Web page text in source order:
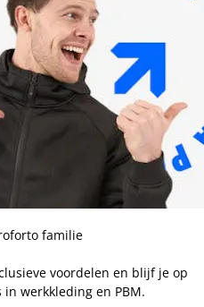
familie
voordelen en blijf je op
werkkleding en PBM.